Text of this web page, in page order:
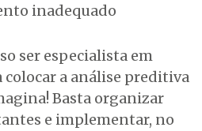
inadequado
ser especialista em
colocar a análise preditiva
Basta organizar
e implementar, no